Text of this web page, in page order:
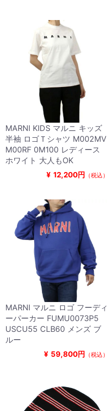
MARNI KIDS マルニ キッズ
半袖 ロゴＴシャツ M002MV
M00RF 0M100 レディース
ホワイト 大人もOK
¥ 12,200円 （税込）
MARNI マルニ ロゴ フーディ
ーパーカー FUMU0073P5
USCU55 CLB60 メンズ ブ
ルー
¥ 59,800円 （税込）